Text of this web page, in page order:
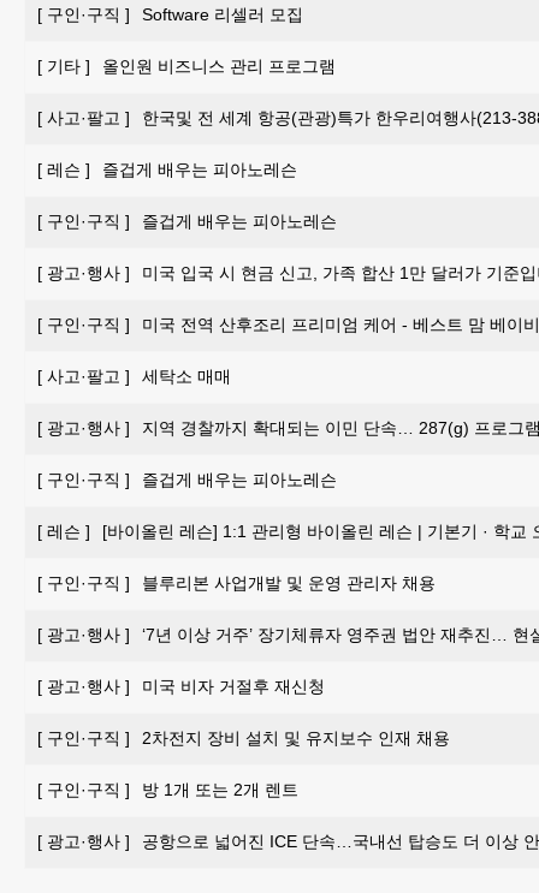
[ 구인·구직 ] Software 리셀러 모집
[ 기타 ] 올인원 비즈니스 관리 프로그램
[ 사고·팔고 ] 한국및 전 세계 항공(관광)특가 한우리여행사(213-
[ 레슨 ] 즐겁게 배우는 피아노레슨
[ 구인·구직 ] 즐겁게 배우는 피아노레슨
[ 광고·행사 ] 미국 입국 시 현금 신고, 가족 합산 1만 달러가 기준
[ 구인·구직 ] 미국 전역 산후조리 프리미엄 케어 - 베스트 맘 베이
[ 사고·팔고 ] 세탁소 매매
[ 광고·행사 ] 지역 경찰까지 확대되는 이민 단속… 287(g) 프로그
[ 구인·구직 ] 즐겁게 배우는 피아노레슨
[ 레슨 ] [바이올린 레슨] 1:1 관리형 바이올린 레슨 | 기본기 · 학
[ 구인·구직 ] 블루리본 사업개발 및 운영 관리자 채용
[ 광고·행사 ] ‘7년 이상 거주’ 장기체류자 영주권 법안 재추진… 현
[ 광고·행사 ] 미국 비자 거절후 재신청
[ 구인·구직 ] 2차전지 장비 설치 및 유지보수 인재 채용
[ 구인·구직 ] 방 1개 또는 2개 렌트
[ 광고·행사 ] 공항으로 넓어진 ICE 단속…국내선 탑승도 더 이상